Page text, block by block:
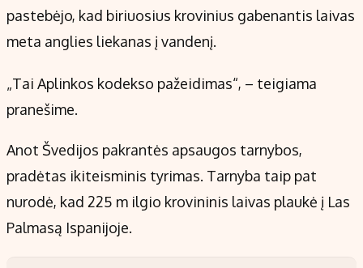
pastebėjo, kad biriuosius krovinius gabenantis laivas
meta anglies liekanas į vandenį.
„Tai Aplinkos kodekso pažeidimas“, – teigiama
pranešime.
Anot Švedijos pakrantės apsaugos tarnybos,
pradėtas ikiteisminis tyrimas. Tarnyba taip pat
nurodė, kad 225 m ilgio krovininis laivas plaukė į Las
Palmasą Ispanijoje.